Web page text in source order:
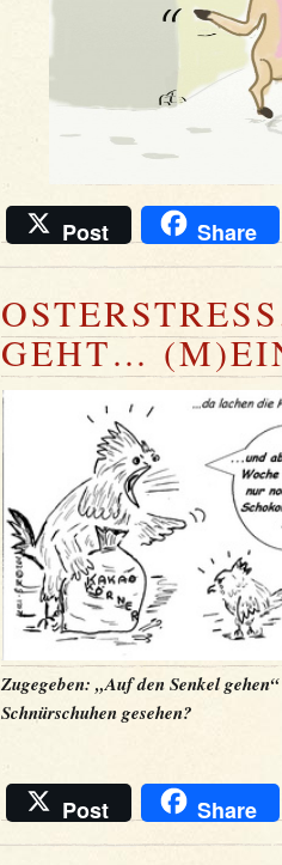
Post Share
GEHT…
Zugegeben: „Auf den Senkel
Schnürschuhen gesehen?
Post Share